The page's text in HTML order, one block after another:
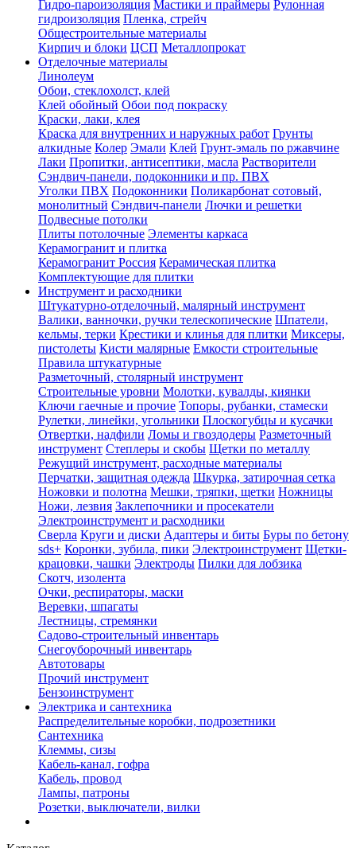
Гидро-пароизоляция Мастики и праймеры Рулонная
гидроизоляция Пленка, стрейч
Общестроительные материалы
Кирпич и блоки ЦСП Металлопрокат
Отделочные материалы
Линолеум
Обои, стеклохолст, клей
Клей обойный Обои под покраску
Краски, лаки, клея
Краска для внутренних и наружных работ Грунты
алкидные Колер Эмали Клей Грунт-эмаль по ржавчине
Лаки Пропитки, антисептики, масла Растворители
Сэндвич-панели, подоконники и пр. ПВХ
Уголки ПВХ Подоконники Поликарбонат сотовый,
монолитный Сэндвич-панели Лючки и решетки
Подвесные потолки
Плиты потолочные Элементы каркаса
Керамогранит и плитка
Керамогранит Россия Керамическая плитка
Комплектующие для плитки
Инструмент и расходники
Штукатурно-отделочный, малярный инструмент
Валики, ванночки, ручки телескопические Шпатели,
кельмы, терки Крестики и клинья для плитки Миксеры,
пистолеты Кисти малярные Емкости строительные
Правила штукатурные
Разметочный, столярный инструмент
Строительные уровни Молотки, кувалды, киянки
Ключи гаечные и прочие Топоры, рубанки, стамески
Рулетки, линейки, угольники Плоскогубцы и кусачки
Отвертки, надфили Ломы и гвоздодеры Разметочный
инструмент Степлеры и скобы Щетки по металлу
Режущий инструмент, расходные материалы
Перчатки, защитная одежда Шкурка, затирочная сетка
Ножовки и полотна Мешки, тряпки, щетки Ножницы
Ножи, лезвия Заклепочники и просекатели
Электроинструмент и расходники
Сверла Круги и диски Адаптеры и биты Буры по бетону
sds+ Коронки, зубила, пики Электроинструмент Щетки-
крацовки, чашки Электроды Пилки для лобзика
Скотч, изолента
Очки, респираторы, маски
Веревки, шпагаты
Лестницы, стремянки
Садово-строительный инвентарь
Снегоуборочный инвентарь
Автотовары
Прочий инструмент
Бензоинструмент
Электрика и сантехника
Распределительные коробки, подрозетники
Сантехника
Клеммы, сизы
Кабель-канал, гофра
Кабель, провод
Лампы, патроны
Розетки, выключатели, вилки